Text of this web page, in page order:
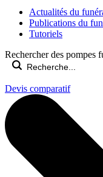
Actualités du
Publications du
Tutoriels
Rechercher des pompes
Devis comparatif